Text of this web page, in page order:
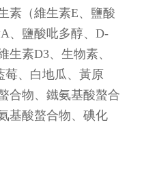
素（維生素E、鹽酸
、鹽酸吡多醇、D-
生素D3、生物素、
莓、白地瓜、黃原
合物、鐵氨基酸螯合
基酸螯合物、碘化